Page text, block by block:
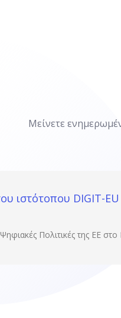
Μείνετε
ιστότοπου DIGIT-
Πολιτικές της ΕΕ